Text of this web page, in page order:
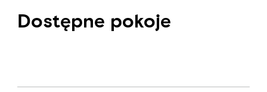
Dostępne pokoje
Pokój jednoosobowy